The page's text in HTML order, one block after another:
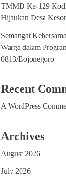
TMMD Ke-129
Hijaukan Desa
Semangat
Warga dalam
0813/Bojonegoro
Recent
A WordPress
Archives
August 2026
July 2026